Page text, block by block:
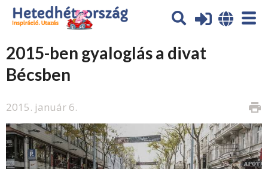
2015-ben gyaloglás a divat
Bécsben
2015. január 6. print